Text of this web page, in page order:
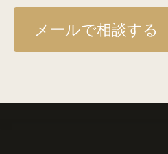
メールで相談する